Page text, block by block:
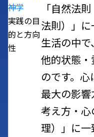
神学
実践の目
的と方向
性
「自然法
法則）」に
生活の中で
他的状態・
のです。心
最大の影響
考え方・
理）」に